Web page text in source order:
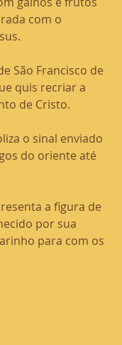
com o
São Francisco de
quis recriar a
de Cristo.
o sinal enviado
do oriente até
a figura de
por sua
para com os